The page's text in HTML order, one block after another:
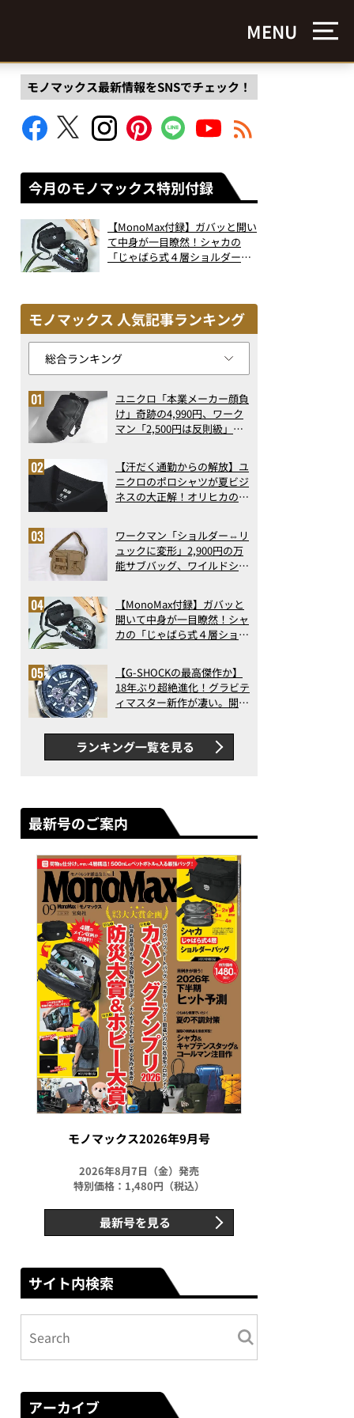
MENU
モノマックス最新情報をSNSでチェック！
今月のモノマックス特別付録
【MonoMax付録】ガバッと開い
て中身が一目瞭然！シャカの
「じゃばら式４層ショルダーバ
モノマックス 人気記事ランキング
ユニクロ「本業メーカー顔負
け」奇跡の4,990円、ワーク
マン「2,500円は反則級」凄
ト3】（2026年6月版）
【汗だく通勤からの解放】ユ
ニクロのポロシャツが夏ビジ
ネスの大正解！オリヒカの透
アの実力
ワークマン「ショルダー⇔リ
ュックに変形」2,900円の万
能サブバッグ、ワイルドシン
記事ランキングベスト3】
（2026年6月版）
【MonoMax付録】ガバッと
開いて中身が一目瞭然！シャ
カの「じゃばら式４層ショル
った！
【G-SHOCKの最高傑作か】
18年ぶり超絶進化！グラビテ
ィマスター新作が凄い。開発
新ムーブメントの衝撃
ランキング一覧を見る
最新号のご案内
モノマックス2026年9月号
2026年8月7日（金）発売
特別価格：1,480円（税込）
最新号を見る
サイト内検索
アーカイブ